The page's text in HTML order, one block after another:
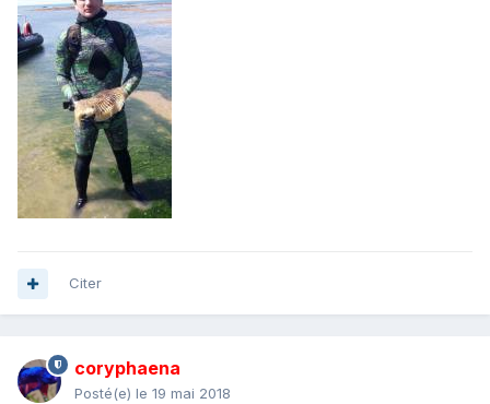
Citer
coryphaena
Posté(e) le 19 mai 2018